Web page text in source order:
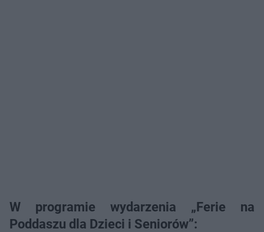
W programie wydarzenia „Ferie na
Poddaszu dla Dzieci i Seniorów”: